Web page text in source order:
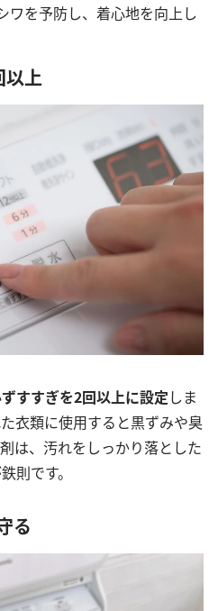
ワを予防し、着心地を向上し
以上
すすぎを2回以上に設定しま
衣類に使用すると黒ずみや臭
は、汚れをしっかり落とした
則です。
る